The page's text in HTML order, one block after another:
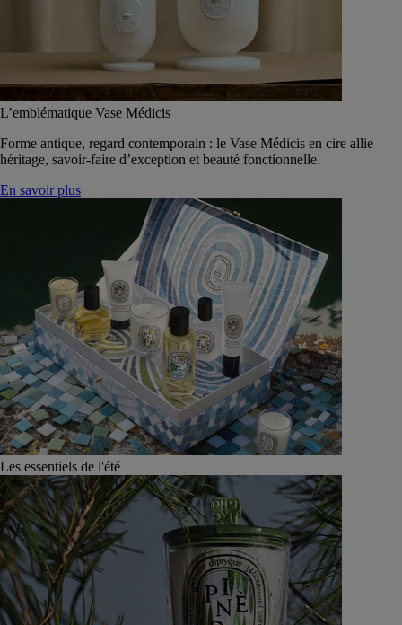
L’emblématique Vase Médicis
Forme antique, regard contemporain : le Vase Médicis en cire allie
héritage, savoir-faire d’exception et beauté fonctionnelle.
En savoir plus
Les essentiels de l'été